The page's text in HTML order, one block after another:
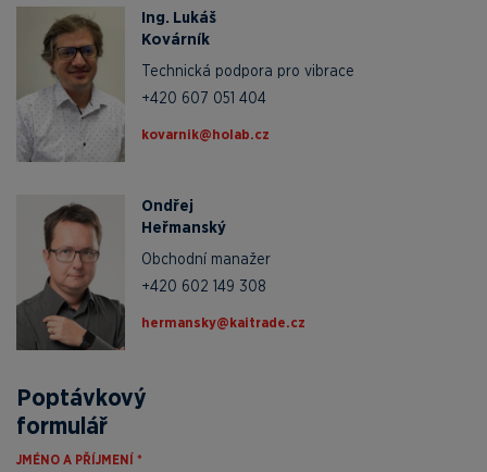
Ing. Lukáš
Kovárník
Technická podpora pro vibrace
+420 607 051 404
zc.baloh@kinravok
Ondřej
Heřmanský
Obchodní manažer
+420 602 149 308
zc.edartiak@yksnamreh
Poptávkový
formulář
JMÉNO A PŘÍJMENÍ *